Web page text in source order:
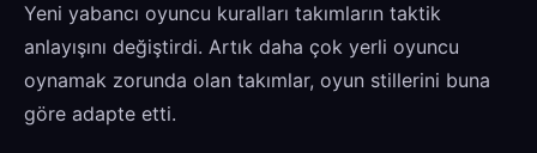
Yeni yabancı oyuncu kuralları takımların taktik
anlayışını değiştirdi. Artık daha çok yerli oyuncu
oynamak zorunda olan takımlar, oyun stillerini buna
göre adapte etti.